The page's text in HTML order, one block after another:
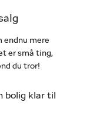
endnu mere
er små ting,
du tror!
bolig klar til